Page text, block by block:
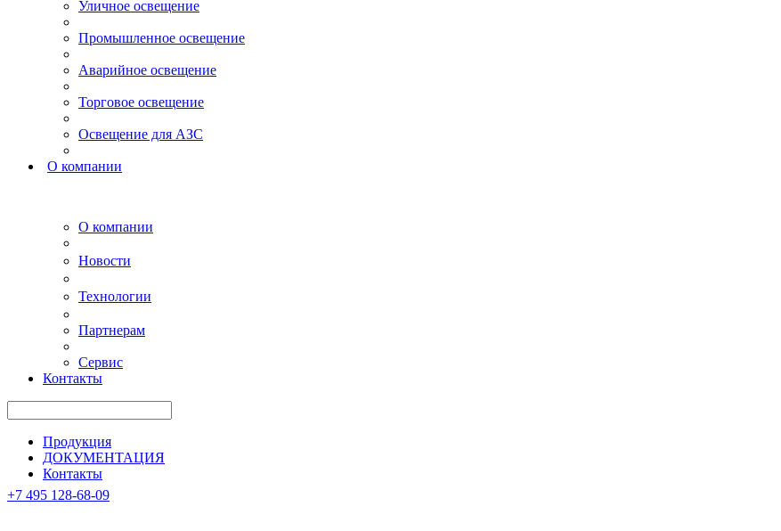
Уличное освещение
Промышленное освещение
Аварийное освещение
Торговое освещение
Освещение для АЗС
О компании
О компании
Новости
Технологии
Партнерам
Сервис
Контакты
Продукция
ДОКУМЕНТАЦИЯ
Контакты
+7 495 128-68-09